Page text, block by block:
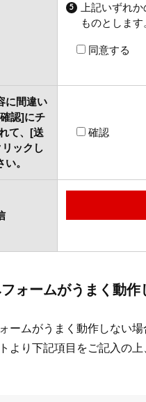
上記いずれ
ものとします
同意する
に間違い
認]にチ
て、[送
ックし
。
確認
ォームがうまく動
ームがうまく動作しない
より下記項目をご記入の